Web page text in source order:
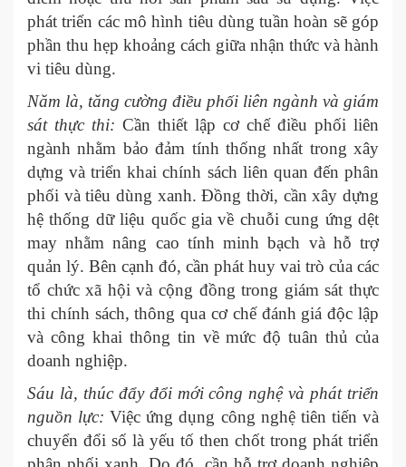
phát triển các mô hình tiêu dùng tuần hoàn sẽ góp
phần thu hẹp khoảng cách giữa nhận thức và hành
vi tiêu dùng.
Năm là, tăng cường điều phối liên ngành và giám
sát thực thi: Cần thiết lập cơ chế điều phối liên
ngành nhằm bảo đảm tính thống nhất trong xây
dựng và triển khai chính sách liên quan đến phân
phối và tiêu dùng xanh. Đồng thời, cần xây dựng
hệ thống dữ liệu quốc gia về chuỗi cung ứng dệt
may nhằm nâng cao tính minh bạch và hỗ trợ
quản lý. Bên cạnh đó, cần phát huy vai trò của các
tổ chức xã hội và cộng đồng trong giám sát thực
thi chính sách, thông qua cơ chế đánh giá độc lập
và công khai thông tin về mức độ tuân thủ của
doanh nghiệp.
Sáu là, thúc đẩy đổi mới công nghệ và phát triển
nguồn lực:Việc ứng dụng công nghệ tiên tiến và
chuyển đổi số là yếu tố then chốt trong phát triển